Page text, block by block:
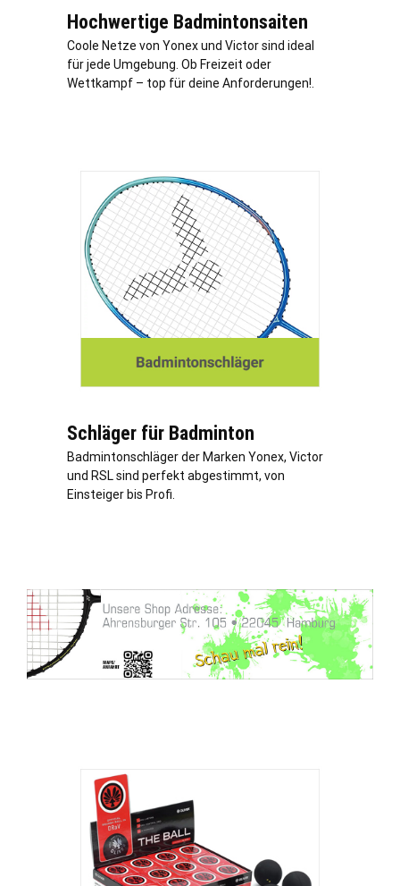
Hochwertige Badmintonsaiten
Coole Netze von Yonex und Victor sind ideal
für jede Umgebung. Ob Freizeit oder
Wettkampf – top für deine Anforderungen!.
Schläger für Badminton
Badmintonschläger der Marken Yonex, Victor
und RSL sind perfekt abgestimmt, von
Einsteiger bis Profi.